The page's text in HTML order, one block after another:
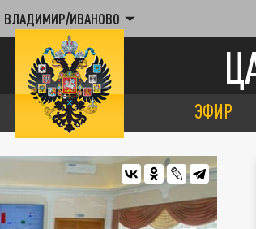
ВЛАДИМИР/ИВАНОВО
ЭФИР